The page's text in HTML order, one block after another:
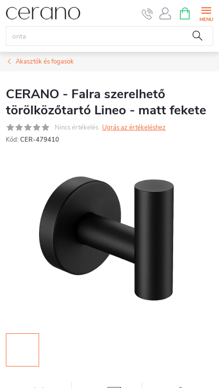
Ugrás
KOSÁR
Akasztók és fogasok
CERANO - Falra szerelhető
törölközőtartó Lineo - matt fekete
Nincs értékelés Ugrás az értékeléshez
Kód: CER-479410